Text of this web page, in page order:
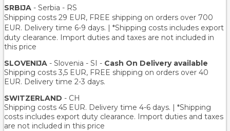
SRBIJA - Serbia - RS
Shipping costs 29 EUR, FREE shipping on orders over 700
EUR. Delivery time 6-9 days. | *Shipping costs includes export
duty clearance. Import duties and taxes are not included in
this price
SLOVENIJA - Slovenia - SI - Cash On Delivery available
Shipping costs 3,5 EUR, FREE shipping on orders over 40
EUR. Delivery time 2-3 days.
SWITZERLAND - CH
Shipping costs 45 EUR. Delivery time 4-6 days. | *Shipping
costs includes export duty clearance. Import duties and taxes
are not included in this price